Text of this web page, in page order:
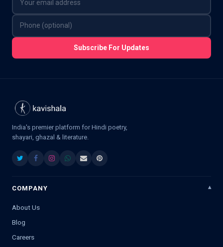
Subscribe For Updates
India's premier platform for Hindi poetry,
shayari, ghazal & literature.
COMPANY
About Us
Blog
Careers